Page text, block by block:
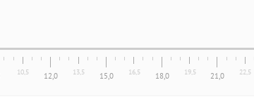
10,5 12,0 13,5 15,0 16,5 18,0 19,5 21,0 22,5